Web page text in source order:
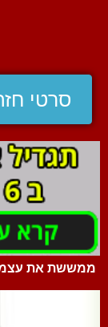
סרטי
ממששת את